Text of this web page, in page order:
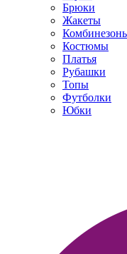
Брюки
Жакеты
Костюмы
Платья
Рубашки
Топы
Футболки
Юбки